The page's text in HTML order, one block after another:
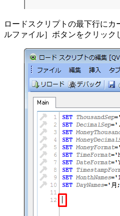
ロードスクリプトの最下行に
ルファイル］ボタンをクリック